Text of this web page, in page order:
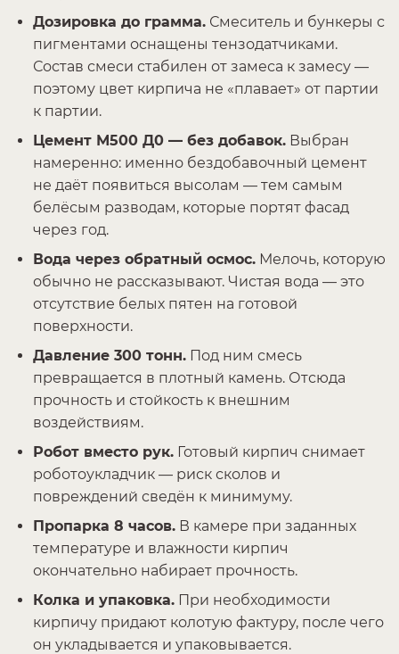
Дозировка до грамма. Смеситель и бункеры с
пигментами оснащены тензодатчиками.
Состав смеси стабилен от замеса к замесу —
поэтому цвет кирпича не «плавает» от партии
к партии.
Цемент М500 Д0 — без добавок. Выбран
намеренно: именно бездобавочный цемент
не даёт появиться высолам — тем самым
белёсым разводам, которые портят фасад
через год.
Вода через обратный осмос. Мелочь, которую
обычно не рассказывают. Чистая вода — это
отсутствие белых пятен на готовой
поверхности.
Давление 300 тонн. Под ним смесь
превращается в плотный камень. Отсюда
прочность и стойкость к внешним
воздействиям.
Робот вместо рук. Готовый кирпич снимает
роботоукладчик — риск сколов и
повреждений сведён к минимуму.
Пропарка 8 часов. В камере при заданных
температуре и влажности кирпич
окончательно набирает прочность.
Колка и упаковка. При необходимости
кирпичу придают колотую фактуру, после чего
он укладывается и упаковывается.